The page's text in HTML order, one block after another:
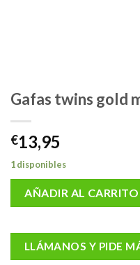
Gafas twins gold
€13,95
1 disponibles
AÑADIR AL CARRITO
LLÁMANOS Y PIDE